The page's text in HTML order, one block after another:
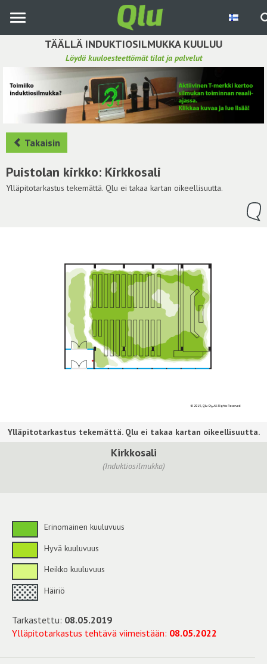
pääsisältöön
TÄÄLLÄ INDUKTIOSILMUKKA KUULUU
Löydä kuuloesteettömät tilat ja palvelut
Etsi induktiosilmukka
Tee ehdotus ja vaikuta kuulemiskokemukseen
Hae ehdotuksia
Käyttöohje
Yhteydenottopyyntö
Takaisin
Puistolan kirkko: Kirkkosali
Ylläpitotarkastus tekemättä. Qlu ei takaa kartan oikeellisuutta.
Kirkkosali
(Induktiosilmukka)
Erinomainen kuuluvuus
Hyvä kuuluvuus
Heikko kuuluvuus
Häiriö
Tarkastettu: 08.05.2019
Ylläpitotarkastus tehtävä viimeistään: 08.05.2022